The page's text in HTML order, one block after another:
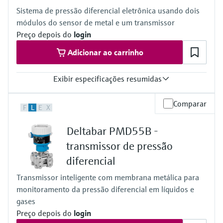
(1.5psi...600psi)
Process pressure / max. overpressure limit
60 bar (900 psi)
Material process membrane
316L, AlloyC
Measuring cell
100 mbar...40 bar
(1.5 psi...600 psi)
Sistema de pressão diferencial eletrônica usando dois
módulos do sensor de metal e um transmissor
Preço depois do login
Adicionar ao carrinho
Exibir especificações resumidas
0.075% of individual sensor,
Process temperature
–40...+125°C
(–40 ... +257°F)
Pressure measuring range
400 mbar...10 bar
(6 psi...150 psi)
Process pressure / max. overpressure limit
160 bar (2400 psi)
Main wetted parts
316L, Alloy C
F L E X Comparar
Deltabar PMD55B -
transmissor de pressão
diferencial
Transmissor inteligente com membrana metálica para
monitoramento da pressão diferencial em líquidos e
gases
Preço depois do login